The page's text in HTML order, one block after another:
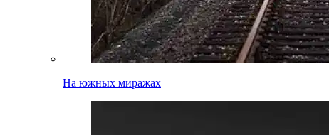
На южных миражах